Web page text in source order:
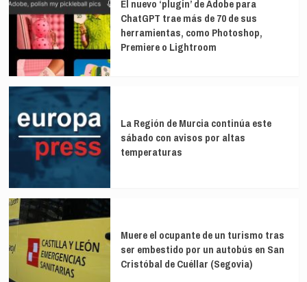
El nuevo ‘plugin’ de Adobe para
ChatGPT trae más de 70 de sus
herramientas, como Photoshop,
Premiere o Lightroom
La Región de Murcia continúa este
sábado con avisos por altas
temperaturas
Muere el ocupante de un turismo tras
ser embestido por un autobús en San
Cristóbal de Cuéllar (Segovia)